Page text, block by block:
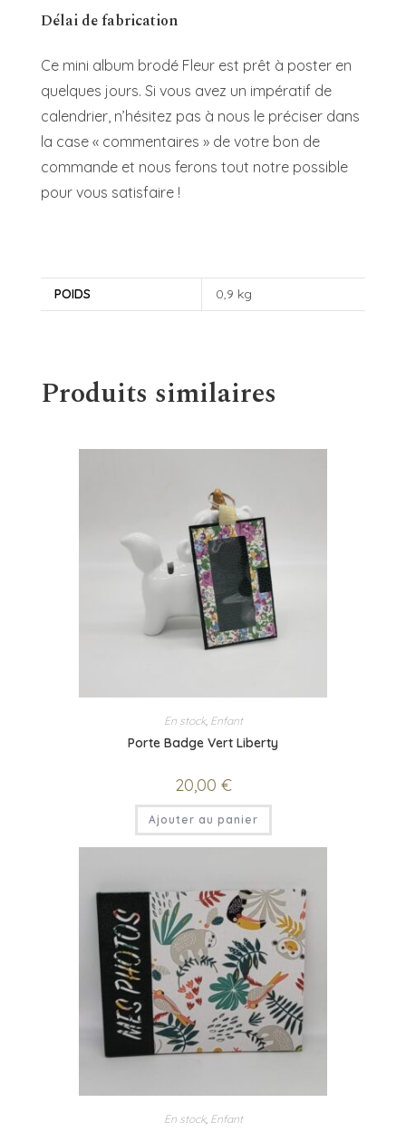
Délai de fabrication
Ce mini album brodé Fleur est prêt à poster en
quelques jours. Si vous avez un impératif de
calendrier, n’hésitez pas à nous le préciser dans
la case « commentaires » de votre bon de
commande et nous ferons tout notre possible
pour vous satisfaire !
POIDS 0,9 kg
Produits similaires
En stock, Enfant
Porte Badge Vert Liberty
20,00 €
Ajouter au panier
En stock, Enfant